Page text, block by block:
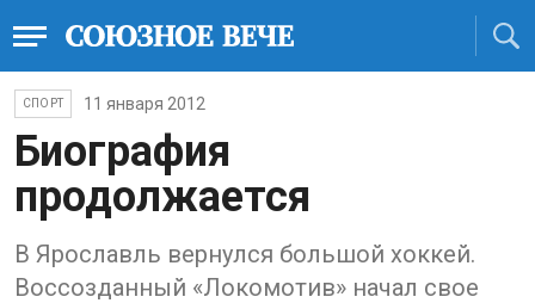
СПОРТ 11 января 2012
Биография
продолжается
В Ярославль вернулся большой хоккей.
Воссозданный «Локомотив» начал свое